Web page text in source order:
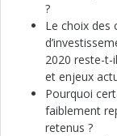
?
Le choix des
2020 reste-t-
et enjeux
Pourquoi
faiblement
retenus ?